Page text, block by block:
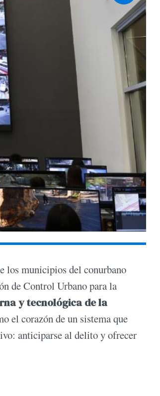
los municipios del conurbano
de Control Urbano para la
y tecnológica de la
el corazón de un sistema que
anticiparse al delito y ofrecer